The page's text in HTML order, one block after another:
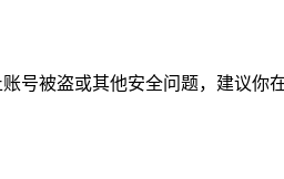
号被盗或其他安全问题，建议